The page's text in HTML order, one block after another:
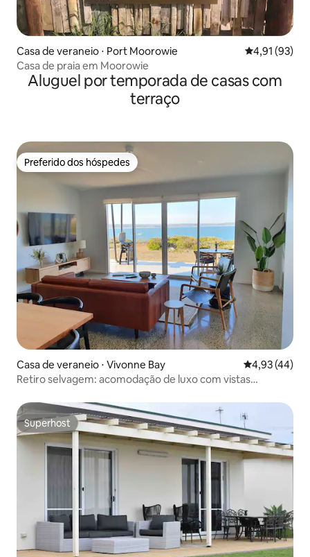
Casa de veraneio ⋅ Port Moorowie 4,91 de uma
4,91 (93)
Casa de praia em Moorowie
Aluguel por temporada de casas com
terraço
Preferido dos hóspedes
Preferido dos hóspedes
Casa de veraneio ⋅ Vivonne Bay 4,93 de uma
4,93 (44)
Retiro selvagem: acomodação de luxo com vistas
Superhost
Superhost